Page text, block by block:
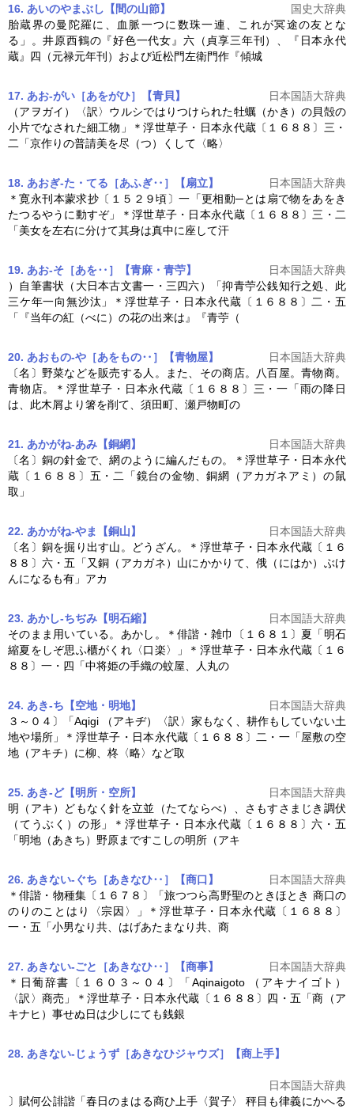
16. あいのやまぶし【間の山節】
国史大辞典
胎蔵界の曼陀羅に、血脈一つに数珠一連、これが冥途の友とな
る」。井原西鶴の『好色一代女』六（貞享三年刊）、『 日本永代
蔵』四（元禄元年刊）および近松門左衛門作『傾城
17. あお‐がい［あをがひ］【青貝】
日本国語大辞典
（アヲガイ）〈訳〉ウルシではりつけられた牡蠣（かき）の貝殻の
小片でなされた細工物」＊浮世草子・ 日本永代蔵 〔１６８８〕三・
二「京作りの普請美を尽（つ）くして〈略〉
18. あおぎ‐た・てる［あふぎ‥］【扇立】
日本国語大辞典
＊寛永刊本蒙求抄〔１５２９頃〕一「更相動─とは扇で物をあをき
たつるやうに動すぞ」＊浮世草子・ 日本永代蔵〔１６８８〕三・二
「美女を左右に分けて其身は真中に座して汗
19. あお‐そ［あを‥］【青麻・青苧】
日本国語大辞典
）自筆書状（大日本古文書一・三四六）「抑青苧公銭知行之処、此
三ケ年一向無沙汰」＊浮世草子・ 日本永代蔵 〔１６８８〕二・五
「『当年の紅（べに）の花の出来は』『青苧（
20. あおもの‐や［あをもの‥］【青物屋】
日本国語大辞典
〔名〕野菜などを販売する人。また、その商店。八百屋。青物商。
青物店。＊浮世草子・ 日本永代蔵 〔１６８８〕三・一「雨の降日
は、此木屑より箸を削て、須田町、瀬戸物町の
21. あかがね‐あみ【銅網】
日本国語大辞典
〔名〕銅の針金で、網のように編んだもの。＊浮世草子・ 日本永代
蔵 〔１６８８〕五・二「鏡台の金物、銅網（アカガネアミ）の鼠
取」
22. あかがね‐やま【銅山】
日本国語大辞典
〔名〕銅を掘り出す山。どうざん。＊浮世草子・ 日本永代蔵 〔１６
８８〕六・五「又銅（アカガネ）山にかかりて、俄（にはか）ぶけ
んになるも有」アカ
23. あかし‐ちぢみ【明石縮】
日本国語大辞典
そのまま用いている。あかし。＊俳諧・雑巾〔１６８１〕夏「明石
縮夏をしぞ思ふ櫃がくれ〈口楽〉」＊浮世草子・ 日本永代蔵 〔１６
８８〕一・四「中将姫の手織の蚊屋、人丸の
24. あき‐ち【空地・明地】
日本国語大辞典
３～０４〕「Aqigi （アキヂ）〈訳〉家もなく、耕作もしていない土
地や場所」＊浮世草子・ 日本永代蔵 〔１６８８〕二・一「屋敷の空
地（アキチ）に柳、柊〈略〉など取
25. あき‐ど【明所・空所】
日本国語大辞典
明（アキ）どもなく針を立並（たてならべ）、さもすさまじき調伏
（てうぶく）の形」＊浮世草子・ 日本永代蔵 〔１６８８〕六・五
「明地（あきち）野原まですこしの明所（アキ
26. あきない‐ぐち［あきなひ‥］【商口】
日本国語大辞典
＊俳諧・物種集〔１６７８〕「旅つつら高野聖のときほとき 商口の
のりのことはり〈宗因〉」＊浮世草子・ 日本永代蔵 〔１６８８〕
一・五「小男なり共、はげあたまなり共、商
27. あきない‐ごと［あきなひ‥］【商事】
日本国語大辞典
＊日葡辞書〔１６０３～０４〕「Aqinaigoto （アキナイゴト）
〈訳〉商売」＊浮世草子・ 日本永代蔵 〔１６８８〕四・五「商（ア
キナヒ）事せぬ日は少しにても銭銀
28. あきない‐じょうず［あきなひジャウズ］【商上手】
日本国語大辞典
〕賦何公誹諧「春日のまはる商ひ上手〈賀子〉 秤目も律義にかへる